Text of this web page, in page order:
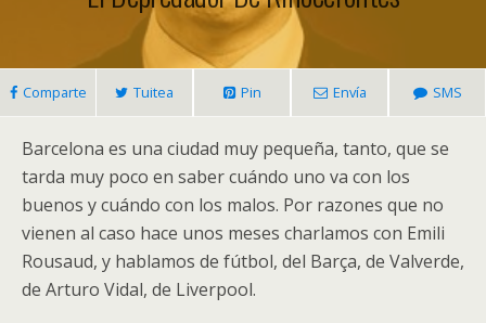
Comparte Tuitea Pin Envía SMS
Barcelona es una ciudad muy pequeña, tanto, que se
tarda muy poco en saber cuándo uno va con los
buenos y cuándo con los malos. Por razones que no
vienen al caso hace unos meses charlamos con Emili
Rousaud, y hablamos de fútbol, del Barça, de Valverde,
de Arturo Vidal, de Liverpool.